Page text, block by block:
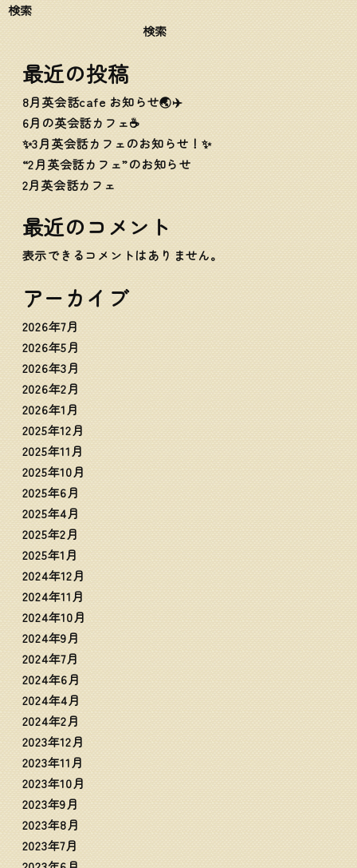
検索
検索
最近の投稿
8月英会話cafe お知らせ🌏✈️
6月の英会話カフェ☕️
✨3月英会話カフェのお知らせ！✨
“2月英会話カフェ”のお知らせ
2月英会話カフェ
最近のコメント
表示できるコメントはありません。
アーカイブ
2026年7月
2026年5月
2026年3月
2026年2月
2026年1月
2025年12月
2025年11月
2025年10月
2025年6月
2025年4月
2025年2月
2025年1月
2024年12月
2024年11月
2024年10月
2024年9月
2024年7月
2024年6月
2024年4月
2024年2月
2023年12月
2023年11月
2023年10月
2023年9月
2023年8月
2023年7月